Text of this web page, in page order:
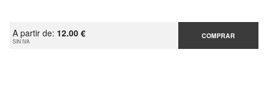
A partir de: 12.00 €
SIN IVA
COMPRAR